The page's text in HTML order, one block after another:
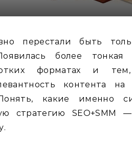
более
форматах и
контента
какие именно
стратегию